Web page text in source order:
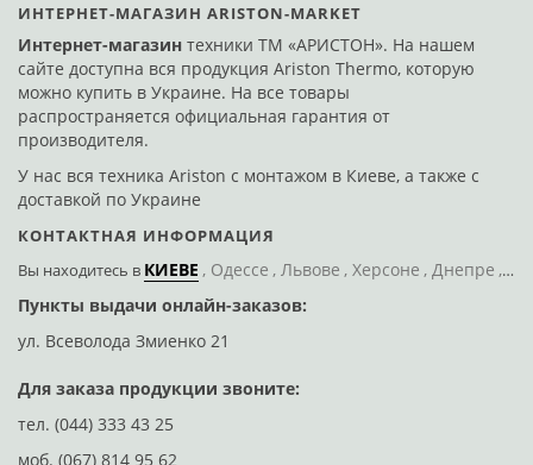
ИНТЕРНЕТ-МАГАЗИН ARISTON-MARKET
Интернет-магазин техники ТМ «АРИСТОН». На нашем
сайте доступна вся продукция Ariston Thermo, которую
можно купить в Украине. На все товары
распространяется официальная гарантия от
производителя.
У нас вся техника Ariston с монтажом в Киеве, а также с
доставкой по Украине
КОНТАКТНАЯ ИНФОРМАЦИЯ
Вы находитесь в КИЕВЕ Одессе Львове Херсоне Днепре
Пункты выдачи онлайн-заказов:
ул. Всеволода Змиенко 21
Для заказа продукции звоните:
тел. (044) 333 43 25
моб. (067) 814 95 62